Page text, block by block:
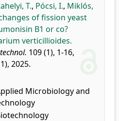
T., Pócsi, I., Miklós,
of fission yeast
B1 or co?
verticillioides.
109 (1), 1-16,
2025.
Microbiology and